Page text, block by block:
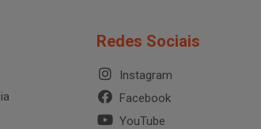
Redes Sociais
Instagram
Facebook
YouTube